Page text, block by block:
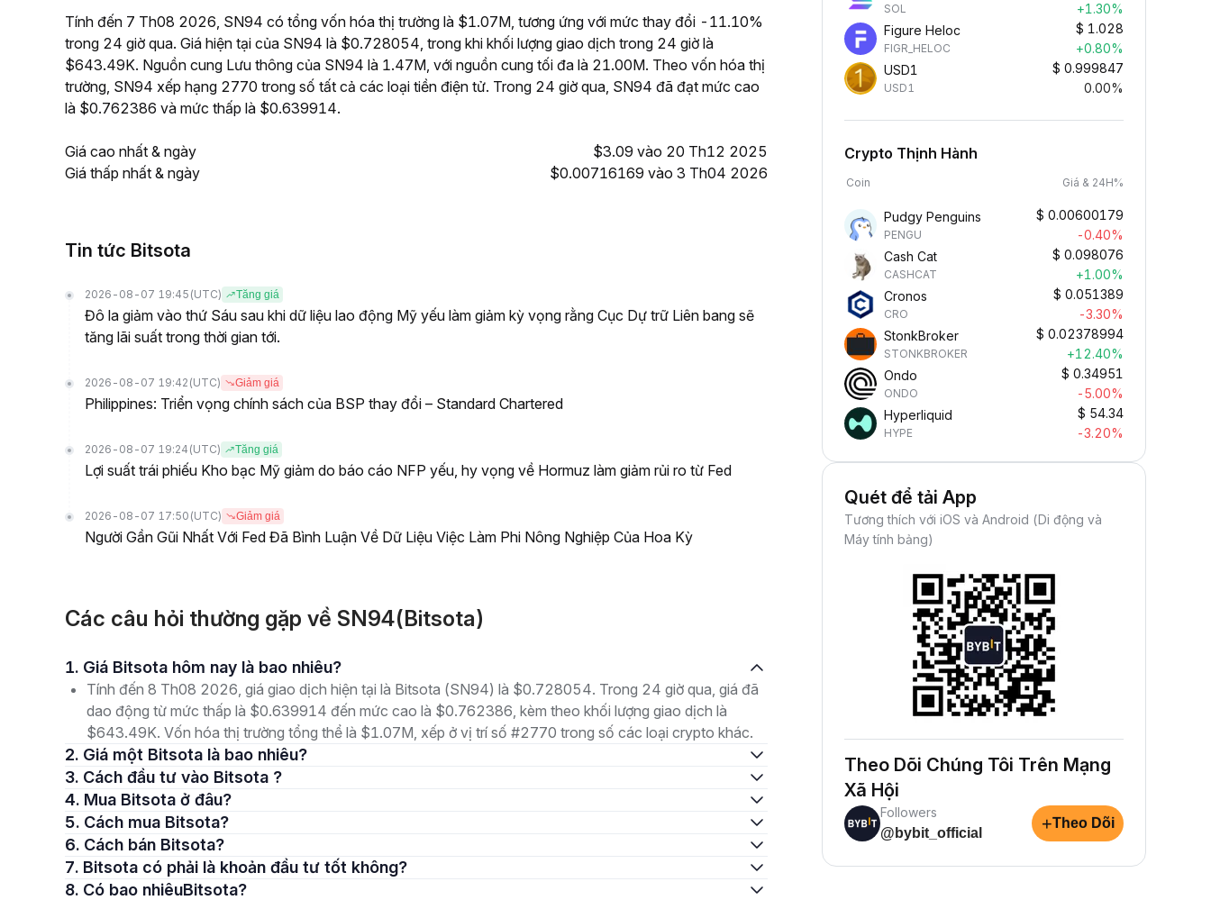
Tính đến 7 Th08 2026, SN94 có tổng vốn hóa thị trường là $1.07M, tương ứng với mức thay đổi -11.10%
trong 24 giờ qua. Giá hiện tại của SN94 là $0.728054, trong khi khối lượng giao dịch trong 24 giờ là
$643.49K. Nguồn cung Lưu thông của SN94 là 1.47M, với nguồn cung tối đa là 21.00M. Theo vốn hóa thị
trường, SN94 xếp hạng 2770 trong số tất cả các loại tiền điện tử. Trong 24 giờ qua, SN94 đã đạt mức cao
là $0.762386 và mức thấp là $0.639914.
Giá cao nhất & ngày
$3.09 vào 20 Th12 2025
Giá thấp nhất & ngày
$0.00716169 vào 3 Th04 2026
Tin tức Bitsota
2026-08-07 19:45 (UTC) Tăng giá
Đô la giảm vào thứ Sáu sau khi dữ liệu lao động Mỹ yếu làm giảm kỳ vọng rằng Cục Dự trữ Liên bang sẽ
tăng lãi suất trong thời gian tới.
2026-08-07 19:42 (UTC) Giảm giá
Philippines: Triển vọng chính sách của BSP thay đổi – Standard Chartered
2026-08-07 19:24 (UTC) Tăng giá
Lợi suất trái phiếu Kho bạc Mỹ giảm do báo cáo NFP yếu, hy vọng về Hormuz làm giảm rủi ro từ Fed
2026-08-07 17:50 (UTC) Giảm giá
Người Gần Gũi Nhất Với Fed Đã Bình Luận Về Dữ Liệu Việc Làm Phi Nông Nghiệp Của Hoa Kỳ
Các câu hỏi thường gặp về SN94(Bitsota)
1. Giá Bitsota hôm nay là bao nhiêu?
Tính đến 8 Th08 2026, giá giao dịch hiện tại là Bitsota (SN94) là $0.728054. Trong 24 giờ qua, giá đã
dao động từ mức thấp là $0.639914 đến mức cao là $0.762386, kèm theo khối lượng giao dịch là
$643.49K. Vốn hóa thị trường tổng thể là $1.07M, xếp ở vị trí số #2770 trong số các loại crypto khác.
2. Giá một Bitsota là bao nhiêu?
3. Cách đầu tư vào Bitsota ?
4. Mua Bitsota ở đâu?
5. Cách mua Bitsota?
6. Cách bán Bitsota?
7. Bitsota có phải là khoản đầu tư tốt không?
8. Có bao nhiêuBitsota?
SOL
+1.30%
Figure Heloc
FIGR_HELOC
$ 1.028
+0.80%
USD1
USD1
$ 0.999847
0.00%
Crypto Thịnh Hành
Coin Giá & 24H%
Pudgy Penguins
PENGU
$ 0.00600179
-0.40%
Cash Cat
CASHCAT
$ 0.098076
+1.00%
Cronos
CRO
$ 0.051389
-3.30%
StonkBroker
STONKBROKER
$ 0.02378994
+12.40%
Ondo
ONDO
$ 0.34951
-5.00%
Hyperliquid
HYPE
$ 54.34
-3.20%
Quét để tải App
Tương thích với iOS và Android (Di động và
Máy tính bảng)
Theo Dõi Chúng Tôi Trên Mạng
Xã Hội
Followers
@bybit_official
+Theo Dõi